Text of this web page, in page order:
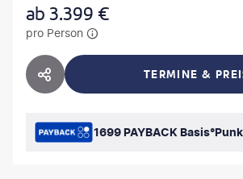
ab3.399 €
pro Person
HOTEL TEILEN TERMINE &
1699 PAYBACK